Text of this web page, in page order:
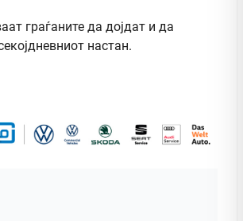
граѓаните да дојдат и да
настан.